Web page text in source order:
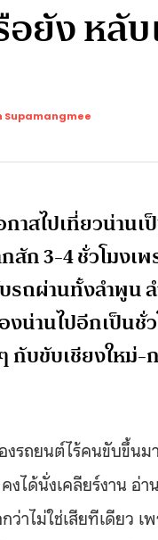
ยัง หลับ
Supamangmee
กาสไปเที่ยวน่า
สัก 3-4 ชั่วโมง
ถผ่านทั้งลำพูน
น่านไปอีกเป็นชั่
กับขับเชียงใหม่-
งรถยนต์ไร้คนขับขึ้น
งได้นั่งเคลียร์งาน
ว่าไม่ใช่เสียทีเดียว